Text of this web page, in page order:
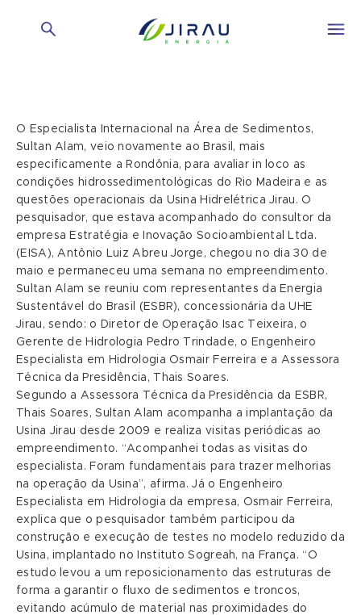
O Especialista Internacional na Área de Sedimentos,
Sultan Alam, veio novamente ao Brasil, mais
especificamente a Rondônia, para avaliar in loco as
condições hidrossedimentológicas do Rio Madeira e as
questões operacionais da Usina Hidrelétrica Jirau. O
pesquisador, que estava acompanhado do consultor da
empresa Estratégia e Inovação Socioambiental Ltda.
(EISA), Antônio Luiz Abreu Jorge, chegou no dia 30 de
maio e permaneceu uma semana no empreendimento.
Sultan Alam se reuniu com representantes da Energia
Sustentável do Brasil (ESBR), concessionária da UHE
Jirau, sendo: o Diretor de Operação Isac Teixeira, o
Gerente de Hidrologia Pedro Trindade, o Engenheiro
Especialista em Hidrologia Osmair Ferreira e a Assessora
Técnica da Presidência, Thais Soares.
Segundo a Assessora Técnica da Presidência da ESBR,
Thais Soares, Sultan Alam acompanha a implantação da
Usina Jirau desde 2009 e realiza visitas periódicas ao
empreendimento. “Acompanhei todas as visitas do
especialista. Foram fundamentais para trazer melhorias
na operação da Usina”, afirma. Já o Engenheiro
Especialista em Hidrologia da empresa, Osmair Ferreira,
explica que o pesquisador também participou da
construção e execução de testes no modelo reduzido da
Usina, implantado no Instituto Sogreah, na França. “O
estudo levou a um reposicionamento das estruturas de
forma a garantir o fluxo de sedimentos e troncos,
evitando acúmulo de material nas proximidades do